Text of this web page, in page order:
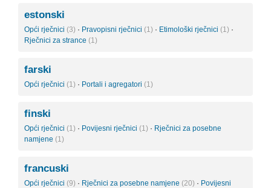
estonski
Opći rječnici (3) · Pravopisni rječnici (1) · Etimološki rječnici (1) ·
Rječnici za strance (1)
farski
Opći rječnici (1) · Portali i agregatori (1)
finski
Opći rječnici (1) · Povijesni rječnici (1) · Rječnici za posebne
namjene (1)
francuski
Opći rječnici (9) · Rječnici za posebne namjene (20) · Povijesni